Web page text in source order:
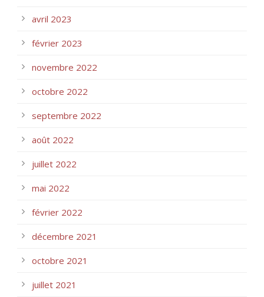
avril 2023
février 2023
novembre 2022
octobre 2022
septembre 2022
août 2022
juillet 2022
mai 2022
février 2022
décembre 2021
octobre 2021
juillet 2021